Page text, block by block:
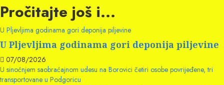
Pročitajte još i...
U Pljevljima godinama gori deponija piljevine
U Pljevljima godinama gori deponija piljevine
07/08/2026
U sinoćnjem saobraćajnom udesu na Borovici četiri osobe povrijeđene, tri
transportovane u Podgoricu